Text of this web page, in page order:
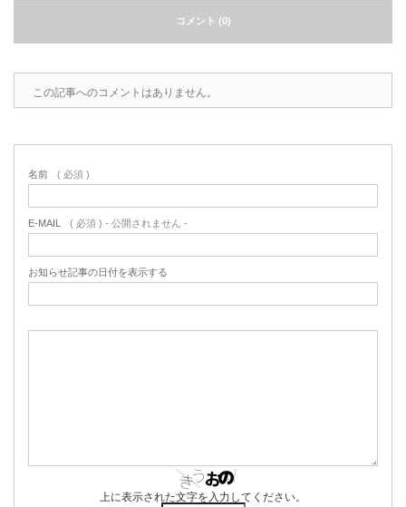
コメント (0)
この記事へのコメントはありません。
名前 ( 必須 )
E-MAIL ( 必須 ) - 公開されません -
お知らせ記事の日付を表示する
上に表示された文字を入力してください。